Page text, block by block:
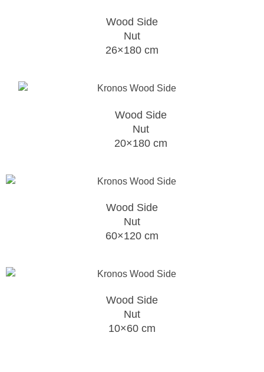
Wood Side
Nut
26×180 cm
Wood Side
Nut
20×180 cm
Wood Side
Nut
60×120 cm
Wood Side
Nut
10×60 cm